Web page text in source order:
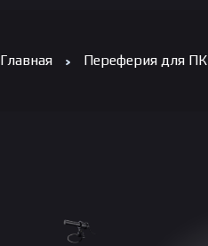
Главная Переферия для ПК